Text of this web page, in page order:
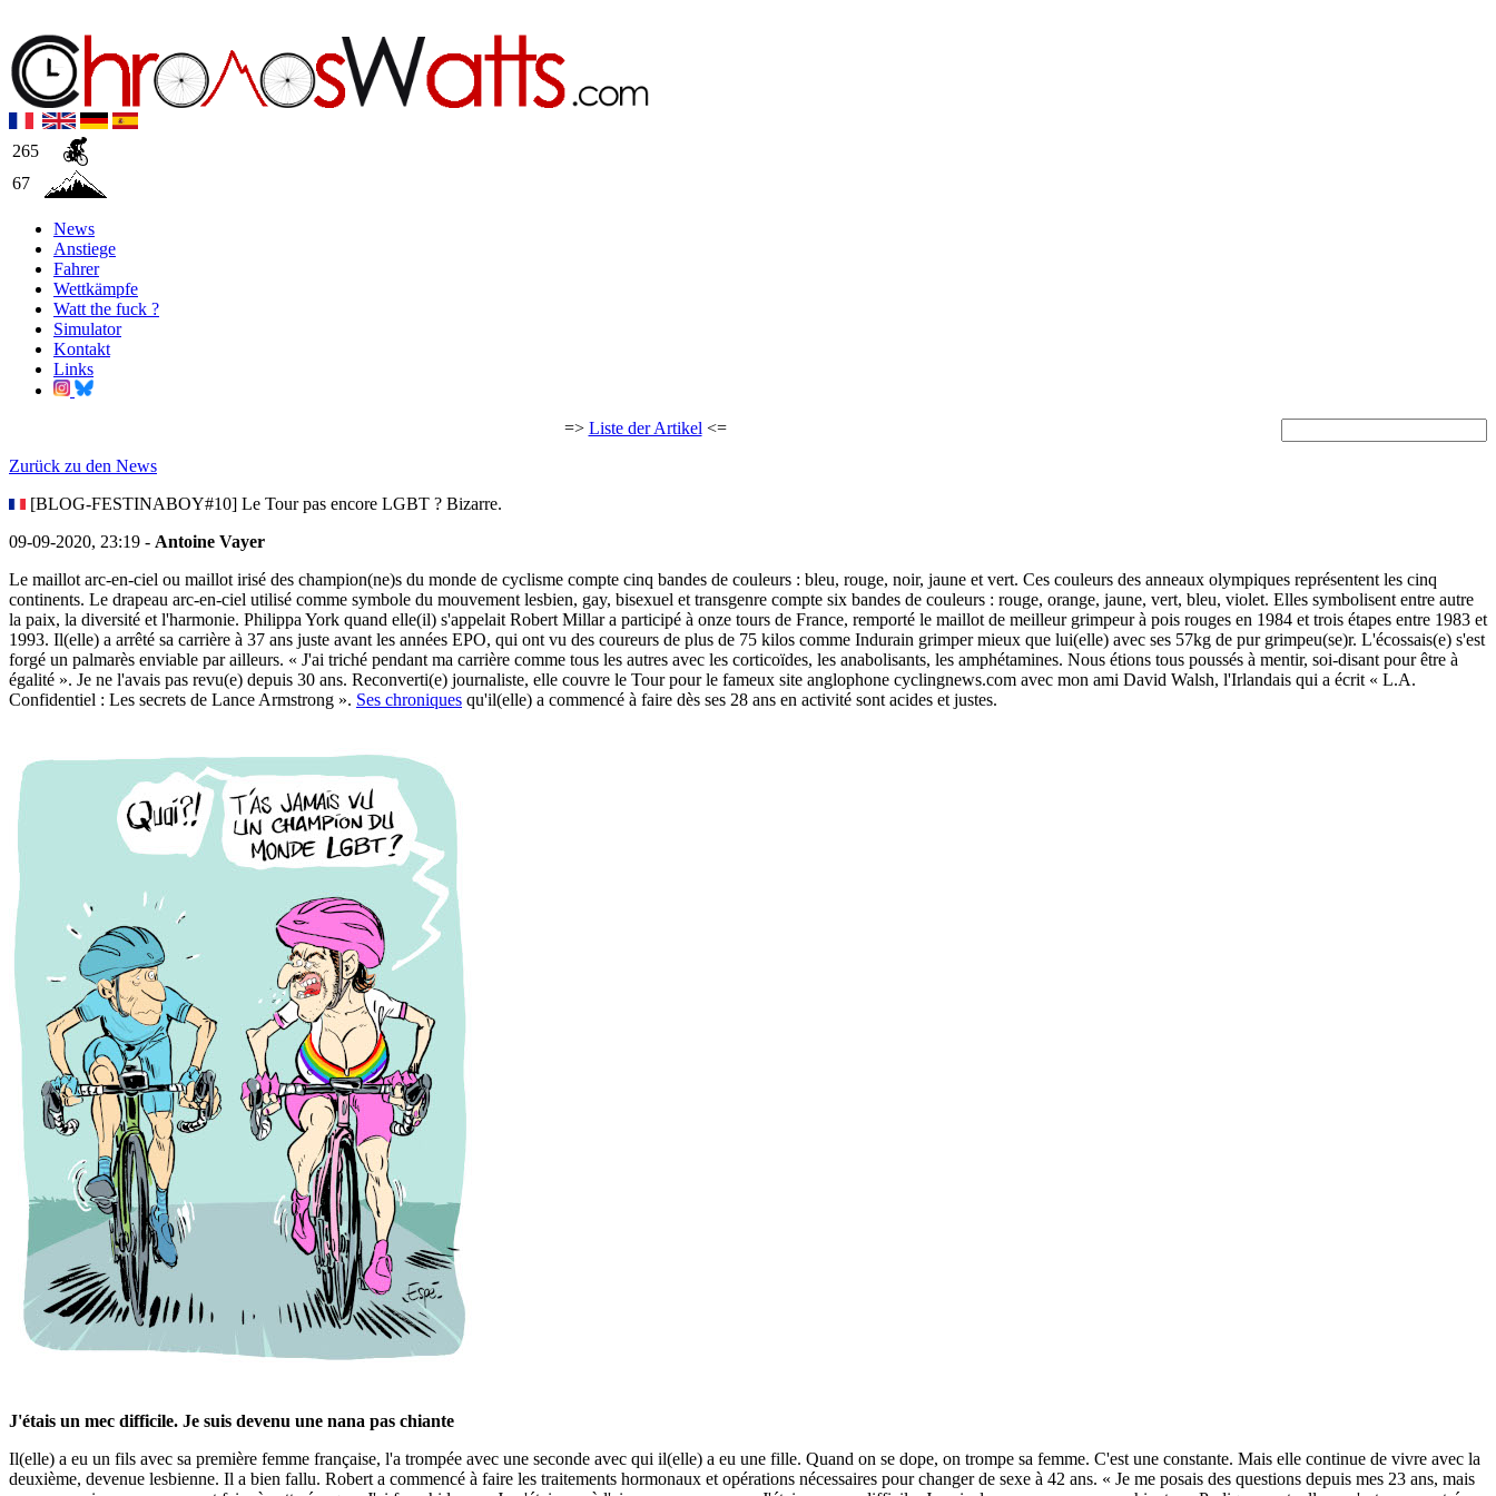
265
67
News
Anstiege
Fahrer
Wettkämpfe
Watt the fuck ?
Simulator
Kontakt
Links
=> Liste der Artikel <=
Zurück zu den News
[BLOG-FESTINABOY#10] Le Tour pas encore LGBT ? Bizarre.
09-09-2020, 23:19 - Antoine Vayer
Le maillot arc-en-ciel ou maillot irisé des champion(ne)s du monde de cyclisme compte cinq bandes de couleurs : bleu, rouge, noir, jaune et vert. Ces couleurs des anneaux olympiques représentent les cinq
continents. Le drapeau arc-en-ciel utilisé comme symbole du mouvement lesbien, gay, bisexuel et transgenre compte six bandes de couleurs : rouge, orange, jaune, vert, bleu, violet. Elles symbolisent entre autre
la paix, la diversité et l'harmonie. Philippa York quand elle(il) s'appelait Robert Millar a participé à onze tours de France, remporté le maillot de meilleur grimpeur à pois rouges en 1984 et trois étapes entre 1983 et
1993. Il(elle) a arrêté sa carrière à 37 ans juste avant les années EPO, qui ont vu des coureurs de plus de 75 kilos comme Indurain grimper mieux que lui(elle) avec ses 57kg de pur grimpeu(se)r. L'écossais(e) s'est
forgé un palmarès enviable par ailleurs. « J'ai triché pendant ma carrière comme tous les autres avec les corticoïdes, les anabolisants, les amphétamines. Nous étions tous poussés à mentir, soi-disant pour être à
égalité ». Je ne l'avais pas revu(e) depuis 30 ans. Reconverti(e) journaliste, elle couvre le Tour pour le fameux site anglophone cyclingnews.com avec mon ami David Walsh, l'Irlandais qui a écrit « L.A.
Confidentiel : Les secrets de Lance Armstrong ». Ses chroniques qu'il(elle) a commencé à faire dès ses 28 ans en activité sont acides et justes.
J'étais un mec difficile. Je suis devenu une nana pas chiante
Il(elle) a eu un fils avec sa première femme française, l'a trompée avec une seconde avec qui il(elle) a eu une fille. Quand on se dope, on trompe sa femme. C'est une constante. Mais elle continue de vivre avec la
deuxième, devenue lesbienne. Il a bien fallu. Robert a commencé à faire les traitements hormonaux et opérations nécessaires pour changer de sexe à 42 ans. « Je me posais des questions depuis mes 23 ans, mais